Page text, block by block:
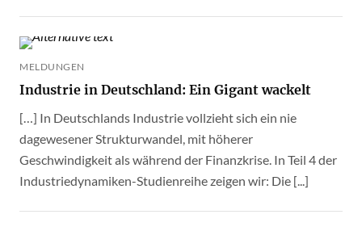
MELDUNGEN
Industrie in Deutschland: Ein Gigant wackelt
[…] In Deutschlands Industrie vollzieht sich ein nie
dagewesener Strukturwandel, mit höherer
Geschwindigkeit als während der Finanzkrise. In Teil 4 der
Industriedynamiken-Studienreihe zeigen wir: Die [...]